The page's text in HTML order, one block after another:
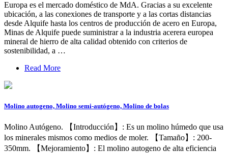
Europa es el mercado doméstico de MdA. Gracias a su excelente
ubicación, a las conexiones de transporte y a las cortas distancias
desde Alquife hasta los centros de producción de acero en Europa,
Minas de Alquife puede suministrar a la industria acerera europea
mineral de hierro de alta calidad obtenido con criterios de
sostenibilidad, a …
Read More
Molino autogeno, Molino semi-autógeno, Molino de bolas
Molino Autógeno. 【Introducción】: Es un molino húmedo que usa
los minerales mismos como medios de moler. 【Tamaño】: 200-
350mm. 【Mejoramiento】: El molino autogeno de alta eficiencia